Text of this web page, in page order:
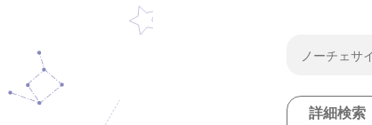
ノーチェサ
詳細検索